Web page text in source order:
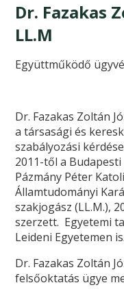
Dr. Fazakas
LL.M
Együttműködő
Dr. Fazakas Zoltán
a társasági és
szabályozási
2011-től a
Pázmány Péter
Államtudományi
szakjogász (LL.M.),
szerzett. Egyetemi
Leideni Egyetemen is.
Dr. Fazakas Zoltán
felsőoktatás ügye